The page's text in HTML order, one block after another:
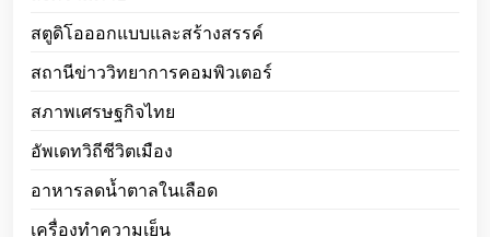
สตูดิโอออกแบบและสร้างสรรค์
สถานีข่าววิทยาการคอมพิวเตอร์
สภาพเศรษฐกิจไทย
อัพเดทวิถีชีวิตเมือง
อาหารลดน้ำตาลในเลือด
เครื่องทำความเย็น